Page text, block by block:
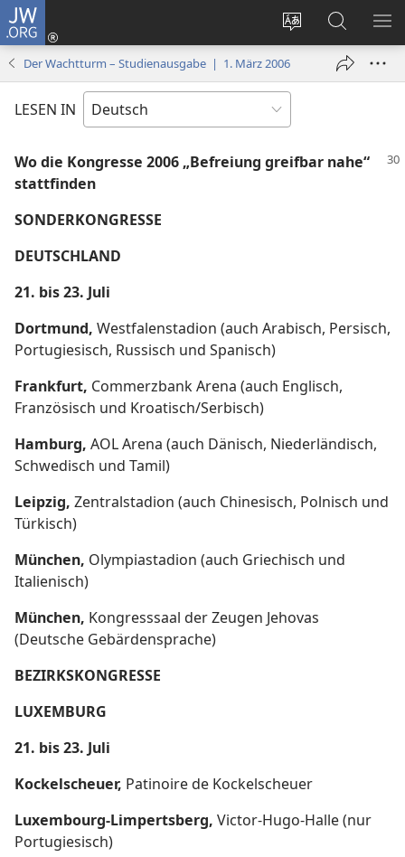
JW.ORG
Websitesprache
ändern
Anmelden
(öffnet
Suche
Der Wachtturm – Studienausgabe | 1. März 2006
LESEN IN
Wo die Kongresse 2006 „Befreiung greifbar nahe“
stattfinden
SONDERKONGRESSE
DEUTSCHLAND
21. bis 23. Juli
Dortmund, Westfalenstadion (auch Arabisch, Persisch,
Portugiesisch, Russisch und Spanisch)
Frankfurt, Commerzbank Arena (auch Englisch,
Französisch und Kroatisch/Serbisch)
Hamburg, AOL Arena (auch Dänisch, Niederländisch,
Schwedisch und Tamil)
Leipzig, Zentralstadion (auch Chinesisch, Polnisch und
Türkisch)
München, Olympiastadion (auch Griechisch und
Italienisch)
München, Kongresssaal der Zeugen Jehovas
(Deutsche Gebärdensprache)
BEZIRKSKONGRESSE
LUXEMBURG
21. bis 23. Juli
Kockelscheuer, Patinoire de Kockelscheuer
Luxembourg-Limpertsberg, Victor-Hugo-Halle (nur
Portugiesisch)